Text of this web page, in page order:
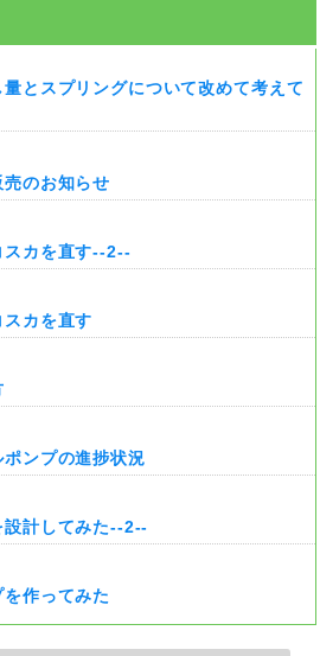
とスプリングについて改めて考えて
のお知らせ
スカを直す--2--
カを直す
ンプの進捗状況
設計してみた--2--
作ってみた